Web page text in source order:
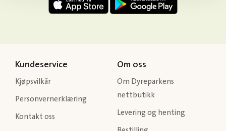
Kundeservice
Kjøpsvilkår
Personvernerklæring
Kontakt oss
Om oss
Om Dyreparkens
nettbutikk
Levering og henting